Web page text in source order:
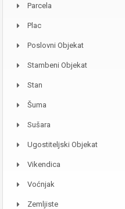
Parcela
Plac
Poslovni Objekat
Stambeni Objekat
Stan
Šuma
Sušara
Ugostiteljski Objekat
Vikendica
Voćnjak
Zemljiste